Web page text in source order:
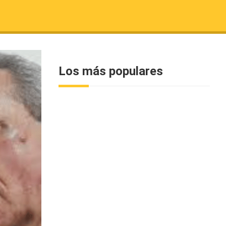
Los más populares